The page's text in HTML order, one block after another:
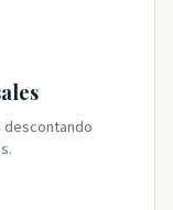
descontando